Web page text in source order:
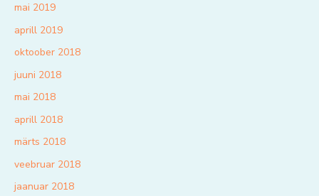
mai 2019
aprill 2019
oktoober 2018
juuni 2018
mai 2018
aprill 2018
märts 2018
veebruar 2018
jaanuar 2018